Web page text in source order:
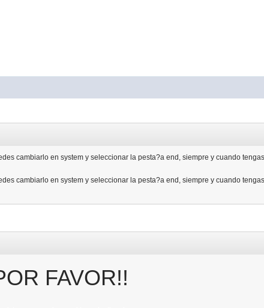
cambiarlo en system y seleccionar la pesta?a end, siempre y cuando
cambiarlo en system y seleccionar la pesta?a end, siempre y cuando
FAVOR!!